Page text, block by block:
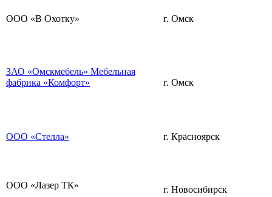
ООО «В Охотку» г. Омск
ЗАО «Омскмебель» Мебельная
фабрика «Комфорт»
г. Омск
ООО «Стелла» г. Красноярск
ООО «Лазер ТК» г. Новосибирск